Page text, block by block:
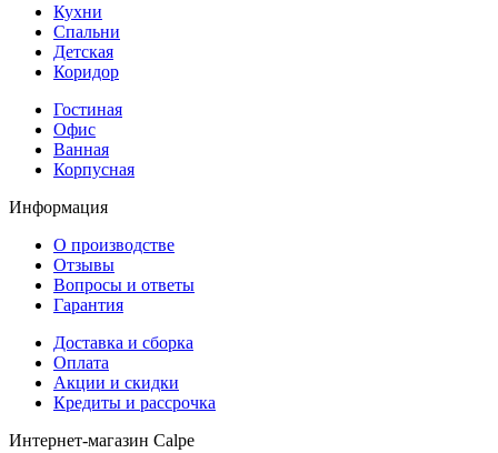
Кухни
Спальни
Детская
Коридор
Гостиная
Офис
Ванная
Корпусная
Информация
О производстве
Отзывы
Вопросы и ответы
Гарантия
Доставка и сборка
Оплата
Акции и скидки
Кредиты и рассрочка
Интернет-магазин Calpe